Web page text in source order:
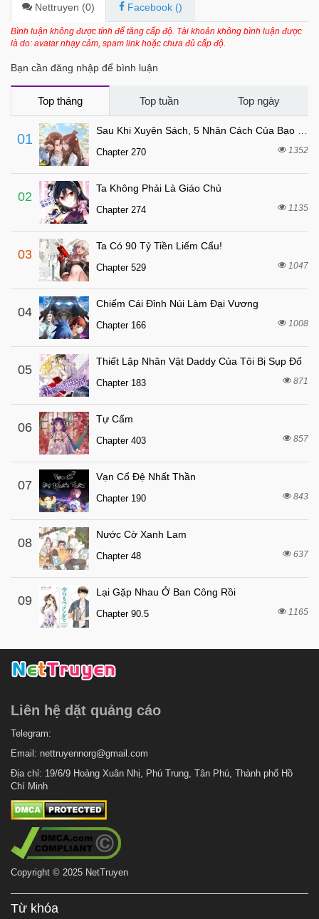
Nettruyen (0) Facebook ()
Bình luận không được tính để tăng cấp độ. Tài khoản không bình luận được
là do: avatar nhạy cảm, spam link hoặc chưa đủ cấp độ.
Bạn cần đăng nhập để bình luận
Top tháng Top tuần Top ngày
01
Chapter 270 1352
02
Ta Không Phải Là Giáo Chủ
Chapter 274 1135
03
Ta Có 90 Tỷ Tiền Liếm Cẩu!
Chapter 529 1047
04
Chiếm Cái Đỉnh Núi Làm Đại Vương
Chapter 166 1008
05
Thiết Lập Nhân Vật Daddy Của Tôi Bị Sụp Đổ
Chapter 183 871
06
Tự Cẩm
Chapter 403 857
07
Vạn Cổ Đệ Nhất Thần
Chapter 190 843
08
Nước Cờ Xanh Lam
Chapter 48 637
09
Lại Gặp Nhau Ở Ban Công Rồi
Chapter 90.5 1165
Liên hệ dặt quảng cáo
Telegram:
Email: nettruyennorg@gmail.com
Địa chỉ: 19/6/9 Hoàng Xuân Nhị, Phú Trung, Tân Phú, Thành phố Hồ
Chí Minh
Copyright © 2025 NetTruyen
Từ khóa